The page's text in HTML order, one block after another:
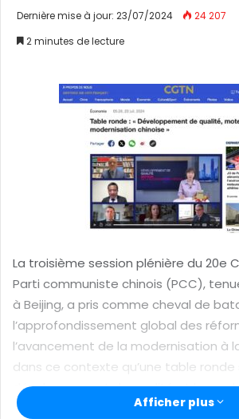
n
e
r
u
c
o
u
r
i
Dernière mise à jour: 23/07/2024
24 207
2 minutes de lecture
La troisième session plénière du 20e
Parti communiste chinois (PCC),
à Beijing, a pris comme cheval de
l’approfondissement global des
l’avancement de la modernisation à
dans ce contexte qu’une table ronde
développement de qualité et la
chinoise » a été organiséAfficher plus